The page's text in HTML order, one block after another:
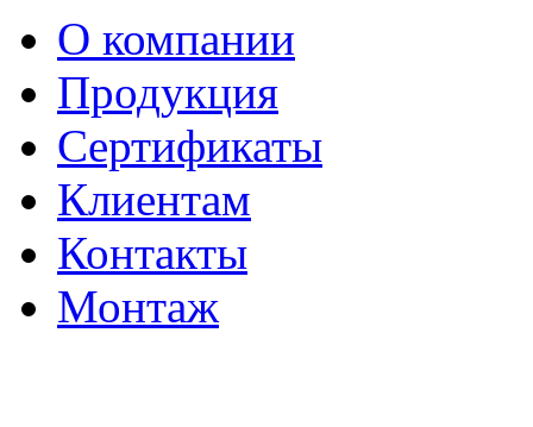
О компании
Продукция
Сертификаты
Клиентам
Контакты
Монтаж